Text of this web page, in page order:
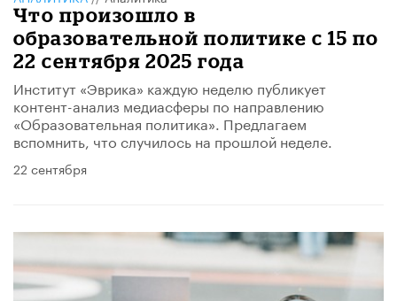
Что произошло в
образовательной политике с 15 по
22 сентября 2025 года
Институт «Эврика» каждую неделю публикует
контент-анализ медиасферы по направлению
«Образовательная политика». Предлагаем
вспомнить, что случилось на прошлой неделе.
22 сентября